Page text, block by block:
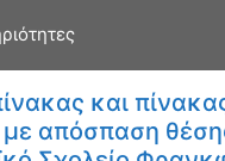
και
απόσπαση